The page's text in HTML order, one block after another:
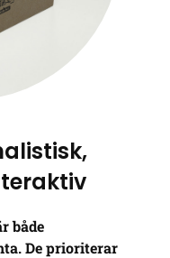
både
De prioriterar